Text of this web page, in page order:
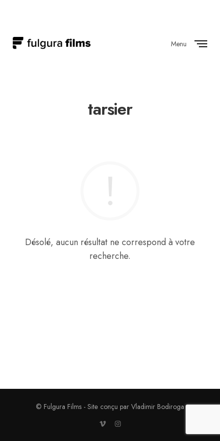
Menu
tarsier
Désolé, aucun résultat ne correspond à votre
recherche.
© Fulgura Films - Site conçu par Vladimir Bodiroga